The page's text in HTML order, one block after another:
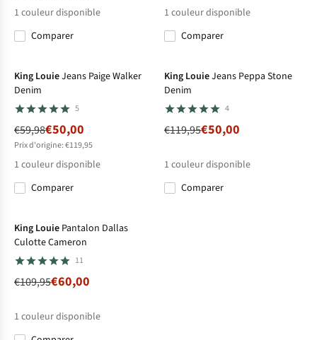
1 couleur disponible
Comparer
1 couleur disponible
Comparer
King LouieJeans Paige Walker
Denim
5
€59,98€50,00
Prix d'origine: €119,95
1 couleur disponible
Comparer
King LouieJeans Peppa Stone
Denim
4
€119,95€50,00
1 couleur disponible
Comparer
King Louie Pantalon Dallas
Culotte Cameron
11
€109,95€60,00
1 couleur disponible